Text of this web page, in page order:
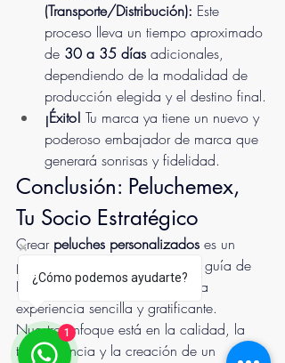
(Transporte/Distribución): Este
proceso lleva un tiempo aproximado
de 30 a 35 días adicionales,
dependiendo de la modalidad de
producción elegida y el destino final.
¡Éxito! Tu marca ya tiene un nuevo y
poderoso embajador de marca que
generará sonrisas y fidelidad.
Conclusión: Peluchemex,
Tu Socio Estratégico
Crear peluches personalizados es un
proceso detallado, pero con la guía de
Peluchemex, se convierte en una
experiencia sencilla y gratificante.
Nuestro enfoque está en la calidad, la
transparencia y la creación de un
¿Cómo podemos ayudarte?
1